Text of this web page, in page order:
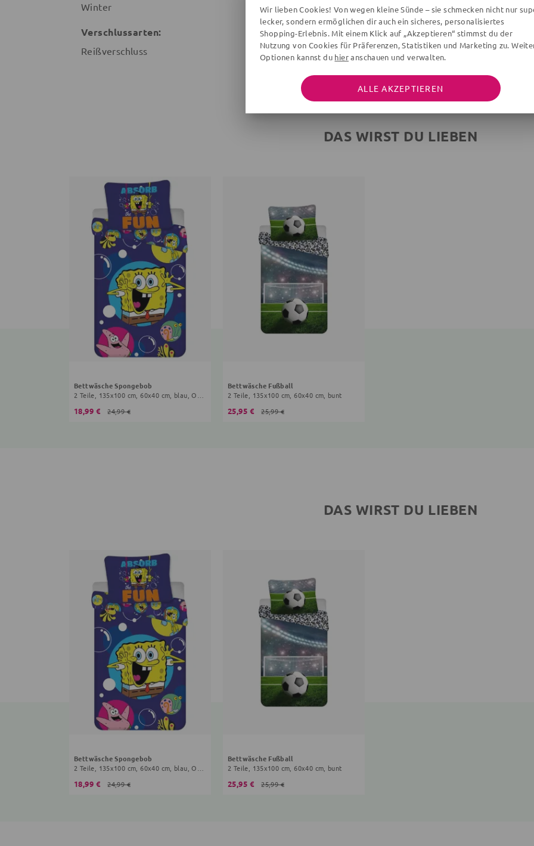
Winter
Verschlussarten:
Reißverschluss
DAS WIRST DU LIEBEN
Bettwäsche Spongebob
18,99 € 24,99 €
Bettwäsche Fußball
2 Teile, 135x100 cm, 60x40 cm, bunt
25,95 € 25,99 €
DAS WIRST DU LIEBEN
Bettwäsche Spongebob
18,99 € 24,99 €
Bettwäsche Fußball
2 Teile, 135x100 cm, 60x40 cm, bunt
25,95 € 25,99 €
Wir lieben Cookies! Von wegen kleine Sünde – sie schmecken nicht nur
lecker, sondern ermöglichen dir auch ein sicheres, personalisiertes
Shopping-Erlebnis. Mit einem Klick auf „Akzeptieren“ stimmst du der
Nutzung von Cookies für Präferenzen, Statistiken und Marketing zu.
Optionen kannst du hieranschauen und verwalten.
ALLE AKZEPTIEREN